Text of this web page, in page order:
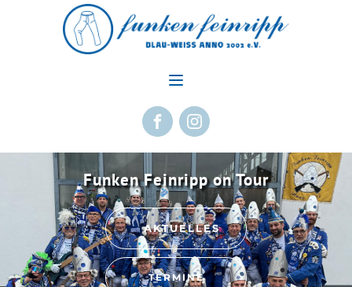
Funken Feinripp on Tour
AKTUELLES
TERMINE